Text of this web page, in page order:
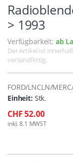
> 1993
Verfügbarkeit: ab
Der Artikel ist
versandfertig.
FORD/LNCLN/
Einheit: Stk.
CHF 52.00
inkl. 8.1 MWST